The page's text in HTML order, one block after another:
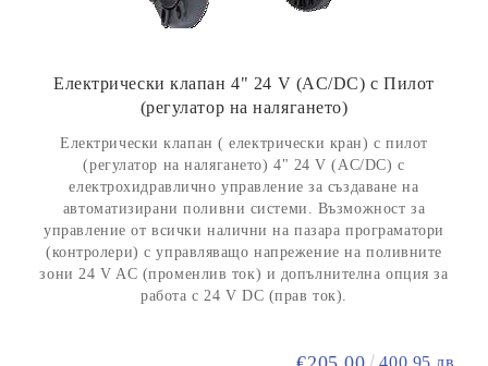
Електрически клапан 4" 24 V (AC/DC) с Пилот
(регулатор на налягането)
Електрически клапан ( електрически кран) с пилот
(регулатор на налягането) 4" 24 V (AC/DC) с
електрохидравлично управление за създаване на
автоматизирани поливни системи. Възможност за
управление от всички налични на пазара програматори
(контролери) с управляващо напрежение на поливните
зони 24 V AC (променлив ток) и допълнителна опция за
работа с 24 V DC (прав ток).
400.95 лв.